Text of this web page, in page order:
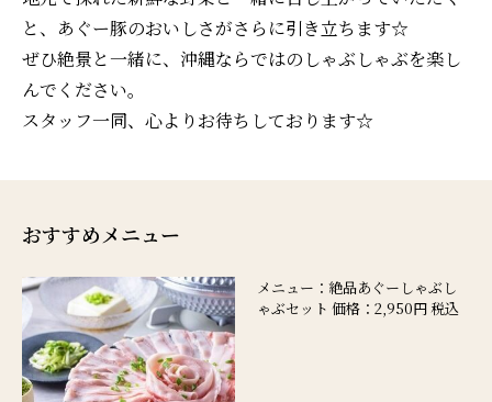
と、あぐー豚のおいしさがさらに引き立ちます☆
ぜひ絶景と一緒に、沖縄ならではのしゃぶしゃぶを楽し
んでください。
スタッフ一同、心よりお待ちしております☆
おすすめメニュー
メニュー：絶品あぐーしゃぶし
ゃぶセット 価格：2,950円 税込